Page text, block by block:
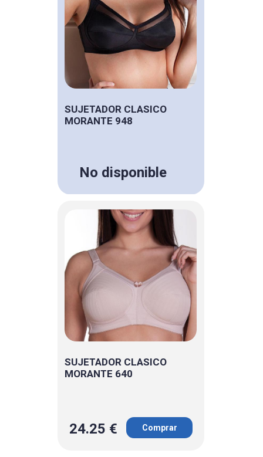
SUJETADOR CLASICO
MORANTE 948
No disponible
SUJETADOR CLASICO
MORANTE 640
24.25 € Comprar